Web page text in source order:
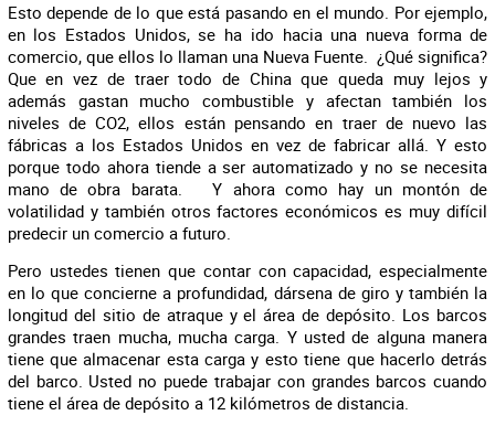
Esto depende de lo que está pasando en el mundo. Por ejemplo,
en los Estados Unidos, se ha ido hacia una nueva forma de
comercio, que ellos lo llaman una Nueva Fuente. ¿Qué significa?
Que en vez de traer todo de China que queda muy lejos y
además gastan mucho combustible y afectan también los
niveles de CO2, ellos están pensando en traer de nuevo las
fábricas a los Estados Unidos en vez de fabricar allá. Y esto
porque todo ahora tiende a ser automatizado y no se necesita
mano de obra barata. Y ahora como hay un montón de
volatilidad y también otros factores económicos es muy difícil
predecir un comercio a futuro.
Pero ustedes tienen que contar con capacidad, especialmente
en lo que concierne a profundidad, dársena de giro y también la
longitud del sitio de atraque y el área de depósito. Los barcos
grandes traen mucha, mucha carga. Y usted de alguna manera
tiene que almacenar esta carga y esto tiene que hacerlo detrás
del barco. Usted no puede trabajar con grandes barcos cuando
tiene el área de depósito a 12 kilómetros de distancia.